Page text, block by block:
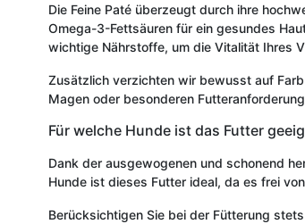
Die Feine Paté überzeugt durch ihre
Omega-3-Fettsäuren für ein gesundes
wichtige Nährstoffe, um die Vitalität Ihres
Zusätzlich verzichten wir bewusst auf
Magen oder besonderen
Für welche Hunde ist das Futter
Dank der ausgewogenen und schonend
Hunde ist dieses Futter ideal, da es frei
Berücksichtigen Sie bei der Fütterung